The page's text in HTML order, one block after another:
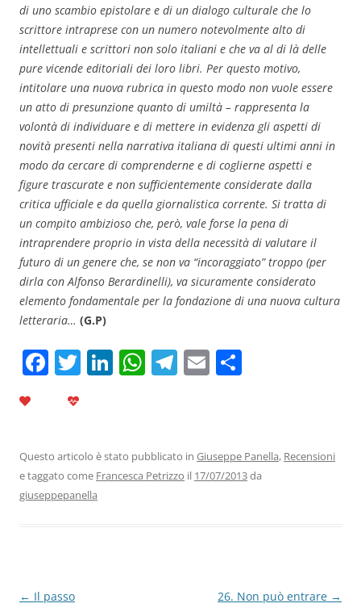
di uno scambio epistolare e di un dialogo culturale che lo
scrittore intraprese con un numero notevolmente alto di
intellettuali e scrittori non solo italiani e che va al di là delle
pure vicende editoriali dei loro libri. Per questo motivo,
intitolare una nuova rubrica in questo modo non vuole essere
un atto di presunzione quanto di umiltà – rappresenta la
volontà di individuare e di mettere in evidenza gli aspetti di
novità presenti nella narrativa italiana di questi ultimi anni in
modo da cercare di comprenderne e di coglierne aspetti e
figure trascurate e non sufficientemente considerate dalla
critica ufficiale e da quella giornalistica corrente. Si tratta di
un compito ambizioso che, però, vale forse la pena di
intraprendere proprio in vista della necessità di valutare il
futuro di un genere che, se non va “incoraggiato” troppo (per
dirla con Alfonso Berardinelli), va sicuramente considerato
elemento fondamentale per la fondazione di una nuova cultura
letteraria… (G.P)
F
b
o
T Li
dI
n
W
A
p
T
a
m
E
vi
di
Questo articolo è stato pubblicato in Giuseppe Panella, Recensioni
e taggato come Francesca Petrizzo il 17/07/2013da
giuseppepanella
Navigazione
← Il passo 26. Non può entrare →